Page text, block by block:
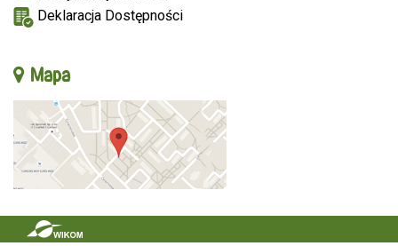
Deklaracja Dostępności
Mapa